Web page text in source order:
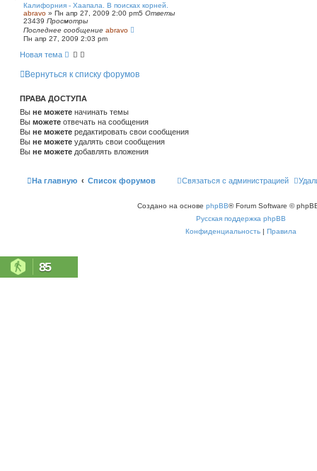
Калифорния - Хаапала. В поисках корней.
abravo » Пн апр 27, 2009 2:00 pm5 Ответы
23439 Просмотры
Последнее сообщение abravo
Пн апр 27, 2009 2:03 pm
Новая тема
Вернуться к списку форумов
ПРАВА ДОСТУПА
Вы не можете начинать темы
Вы можете отвечать на сообщения
Вы не можете редактировать свои сообщения
Вы не можете удалять свои сообщения
Вы не можете добавлять вложения
На главную Список форумов Связаться с администрацией
Создано на основе phpBB® Forum Software ©
Русская поддержка phpBB
Конфиденциальность | Правила
85